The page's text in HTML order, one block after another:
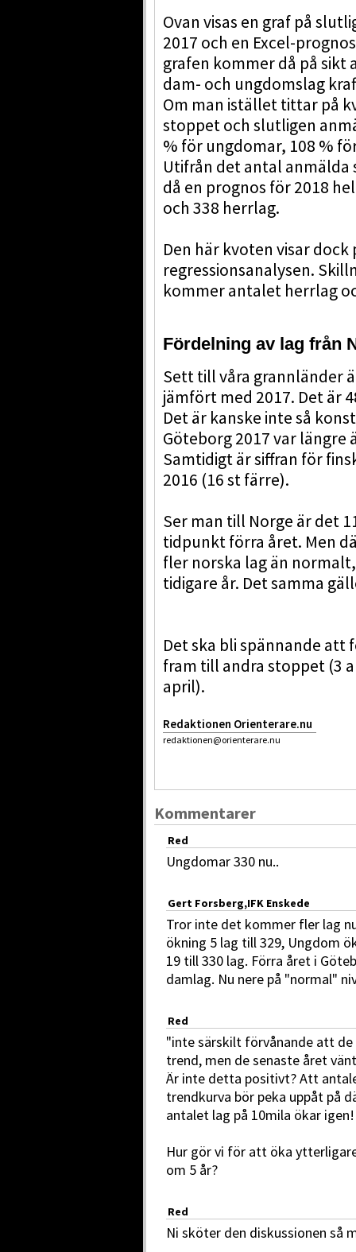
Ovan visas en graf på
2017 och en Excel-
grafen kommer då på
dam- och ungdomslag
Om man istället tittar på
stoppet och slutligen
% för ungdomar, 108 %
Utifrån det antal anmälda
då en prognos för 2018
och 338 herrlag.
Den här kvoten visar
regressionsanalysen.
kommer antalet herrlag
Fördelning av lag från
Sett till våra grannländer
jämfört med 2017. Det är
Det är kanske inte så
Göteborg 2017 var längre
Samtidigt är siffran för
2016 (16 st färre).
Ser man till Norge är det
tidpunkt förra året. Men
fler norska lag än
tidigare år. Det samma
Det ska bli spännande
fram till andra stoppet (3
april).
Redaktionen Orienterare.nu
redaktionen@orienterare.nu
Kommentarer
Red
Ungdomar 330 nu..
Gert Forsberg,IFK Enskede
Tror inte det kommer fler lag
ökning 5 lag till 329, Ungdom
19 till 330 lag. Förra året i
damlag. Nu nere på "normal"
Red
"inte särskilt förvånande att
trend, men de senaste året
Är inte detta positivt? Att
trendkurva bör peka uppåt på
antalet lag på 10mila ökar
Hur gör vi för att öka
om 5 år?
Red
Ni sköter den diskussionen så